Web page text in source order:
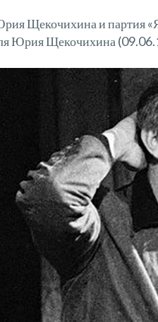
Щекочихина и партия
Юрия Щекочихина